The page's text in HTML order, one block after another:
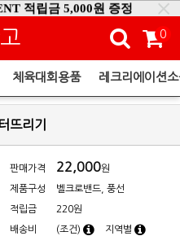
적립금 5,000원 증정
볼링 ' 출시! ❤
0
체육대회용품 레크리에이션
뜨리기
판매가격 22,000원
제품구성 벨크로밴드, 풍선
적립금 220원
배송비 (조건) 지역별